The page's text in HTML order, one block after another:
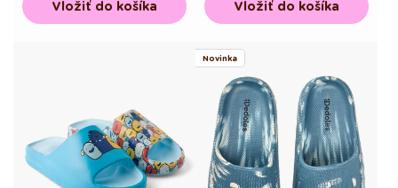
Vložiť do košíka Vložiť do košíka
Novinka